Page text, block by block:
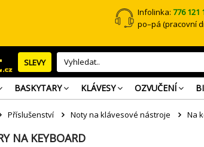
Infolinka:776 121
po–pá (pracovní
SLEVY
BASKYTARY KLÁVESY OZVUČENÍ
Příslušenství Noty na klávesové nástroje Na
NA KEYBOARD